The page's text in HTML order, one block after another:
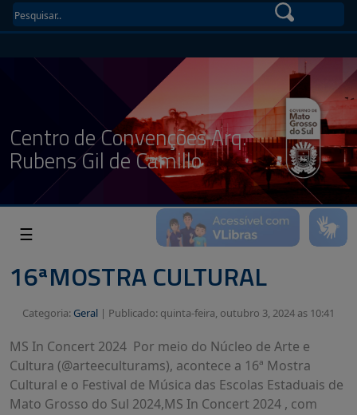
Centro de Convenções Arq.
Rubens Gil de Camillo
☰
16ªMOSTRA CULTURAL
Categoria: Geral | Publicado: quinta-feira, outubro 3, 2024 as 10:41
MS In Concert 2024 Por meio do Núcleo de Arte e
Cultura (@arteeculturams), acontece a 16ª Mostra
Cultural e o Festival de Música das Escolas Estaduais de
Mato Grosso do Sul 2024,MS In Concert 2024 , com